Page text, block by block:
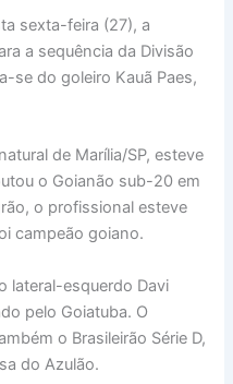
sexta-feira (27), a
a sequência da Divisão
se do goleiro Kauã Paes,
de Marília/SP, esteve
o Goianão sub-20 em
o profissional esteve
campeão goiano.
lateral-esquerdo Davi
pelo Goiatuba. O
o Brasileirão Série D,
do Azulão.